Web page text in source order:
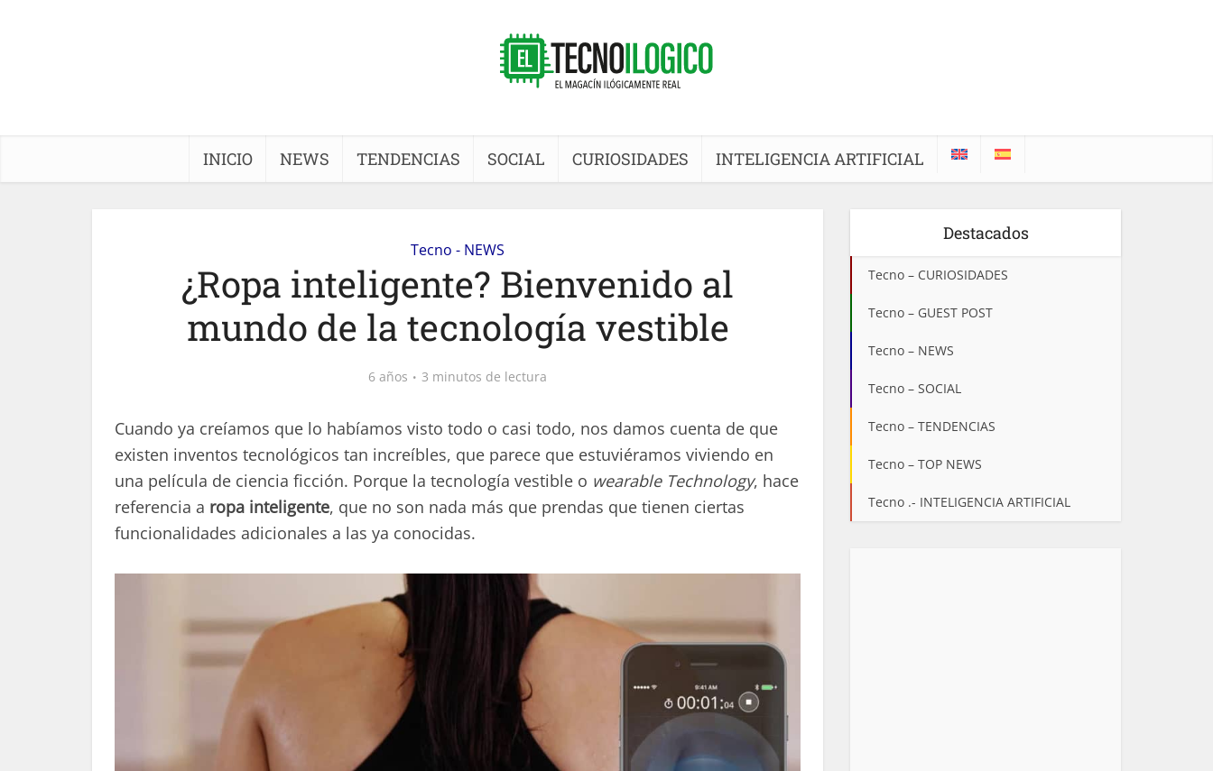
INICIO NEWS TENDENCIAS SOCIAL CURIOSIDADES INTELIGENCIA ARTIFICIAL
Tecno - NEWS
¿Ropa inteligente? Bienvenido al
mundo de la tecnología vestible
6 años 3 minutos de lectura
Cuando ya creíamos que lo habíamos visto todo o casi todo, nos damos cuenta de que
existen inventos tecnológicos tan increíbles, que parece que estuviéramos viviendo en
una película de ciencia ficción. Porque la tecnología vestible o wearable Technology, hace
referencia a ropa inteligente, que no son nada más que prendas que tienen ciertas
funcionalidades adicionales a las ya conocidas.
Destacados
Tecno – CURIOSIDADES
Tecno – GUEST POST
Tecno – NEWS
Tecno – SOCIAL
Tecno – TENDENCIAS
Tecno – TOP NEWS
Tecno .- INTELIGENCIA ARTIFICIAL